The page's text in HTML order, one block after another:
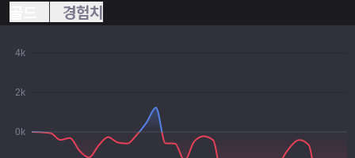
경험치
0k
2k
4k